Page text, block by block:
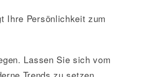
Ihre Persönlichkeit zum
Lassen Sie sich vom